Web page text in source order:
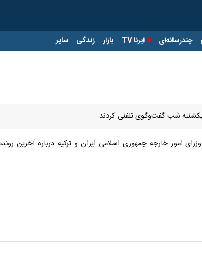
ایرنا TV بازار زندگی سایر
شب گفت‌وگوی تلفنی کردند.
امور خارجه جمهوری اسلامی ایران و ترکیه درباره آخرین